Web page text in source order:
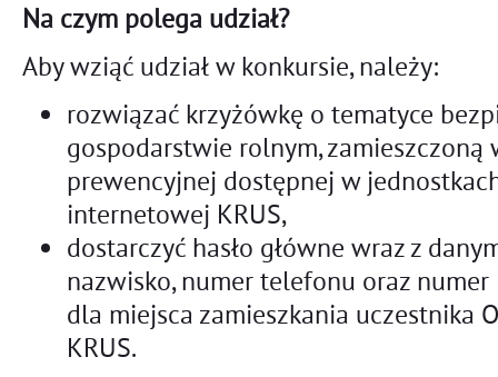
Na czym polega udział?
Aby wziąć udział w konkursie, należy:
rozwiązać krzyżówkę o tematyce
gospodarstwie rolnym, zamieszczoną
prewencyjnej dostępnej w
internetowej KRUS,
dostarczyć hasło główne wraz z
nazwisko, numer telefonu oraz numer
dla miejsca zamieszkania uczestnika
KRUS.